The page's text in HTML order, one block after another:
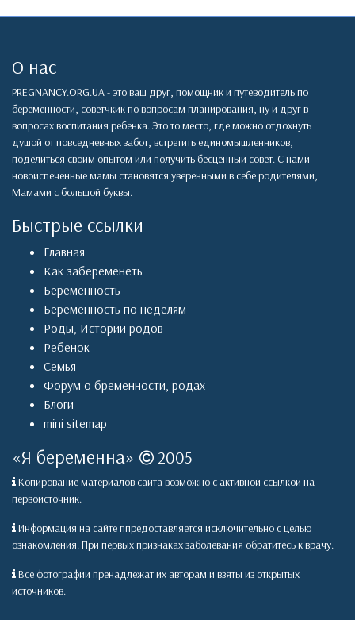
О нас
PREGNANCY.ORG.UA - это ваш друг, помощник и путеводитель по
беременности, советчкик по вопросам планирования, ну и друг в
вопросах воспитания ребенка. Это то место, где можно отдохнуть
душой от повседневных забот, встретить единомышленников,
поделиться своим опытом или получить бесценный совет. С нами
новоиспеченные мамы становятся уверенными в себе родителями,
Мамами с большой буквы.
Быстрые ссылки
Главная
Как забеременеть
Беременность
Беременность по неделям
Роды, Истории родов
Ребенок
Семья
Форум о бременности, родах
Блоги
mini sitemap
«Я беременна» 2005
Копирование материалов сайта возможно с активной ссылкой на
первоисточник.
Информация на сайте ппредоставляется исключительно с целью
ознакомления. При первых признаках заболевания обратитесь к врачу.
Все фотографии пренадлежат их авторам и взяты из открытых
источников.